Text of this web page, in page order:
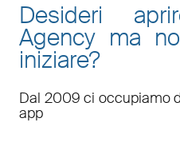
Desideri
Agency ma
iniziare?
Dal 2009 ci occupiamo
app